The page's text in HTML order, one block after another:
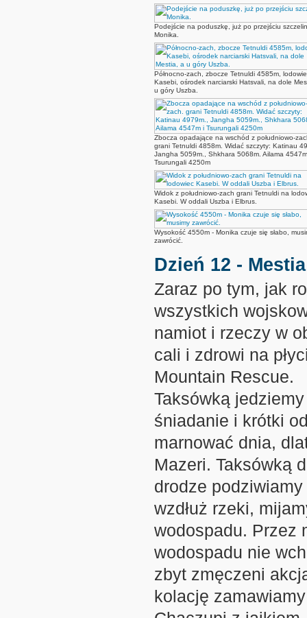
Podejście na poduszkę, już po przejściu
Monika.
Północno-zach, zbocze Tetnuldi 4585m,
Kasebi, ośrodek narciarski Hatsvali, na dole
u góry Uszba.
Zbocza opadające na wschód z południowo-
grani Tetnuldi 4858m. Widać szczyty: Katinau
Jangha 5059m., Shkhara 5068m. Ailama
Tsurungali 4250m
Widok z południowo-zach grani Tetnuldi na
Kasebi. W oddali Uszba i Elbrus.
Wysokość 4550m - Monika czuje się słabo,
zawrócić.
Dzień 12 -
Zaraz po tym, jak
wszystkich
namiot i rzeczy w
cali i zdrowi na
Mountain Rescue.
Taksówką
śniadanie i krótki
marnować dnia,
Mazeri. Taksówką
drodze
wzdłuż rzeki,
wodospadu. Przez
wodospadu nie
zbyt zmęczeni
kolację